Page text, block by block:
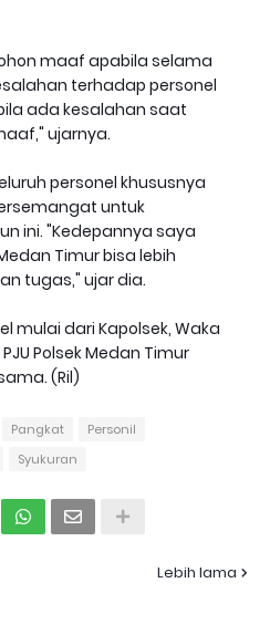
maaf apabila selama
terhadap personel
ada kesalahan saat
ujarnya.
personel khususnya
untuk
ini. "Kedepannya saya
Timur bisa lebih
tugas," ujar dia.
mulai dari Kapolsek, Waka
Polsek Medan Timur
(Ril)
Pangkat
Personil
Syukuran
Lebih lama